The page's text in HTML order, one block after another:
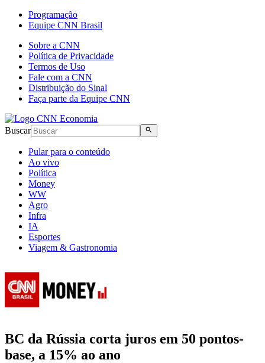
Programação
Equipe CNN Brasil
Sobre a CNN
Política de Privacidade
Termos de Uso
Fale com a CNN
Distribuição do Sinal
Faça parte da Equipe CNN
Buscar
Pular para o conteúdo
Ao vivo
Política
Money
WW
Agro
Infra
IA
Esportes
Viagem & Gastronomia
BC da Rússia corta juros em 50 pontos-
base, a 15% ao ano